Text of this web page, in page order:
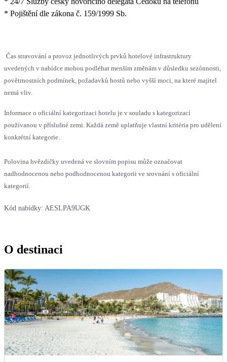
* Pojištění dle zákona č. 159/1999 Sb.
Čas stravování a provoz jednotlivých prvků hotelové infrastruktury
uvedených v nabídce mohou podléhat menším změnám v důsledku sezónnosti,
povětrnostních podmínek, požadavků hostů nebo vyšší moci, na které majitel
nemá vliv.
Informace o oficiální kategorizaci hotelu je v souladu s kategorizací
používanou v příslušné zemi. Každá země uplatňuje vlastní kritéria pro udělení
konkrétní kategorie.
Polovina hvězdičky uvedená ve slovním popisu může označovat
nadhodnocenou nebo podhodnocenou kategorii ve srovnání s oficiální
kategorií.
Kód nabídky: AESLPA9UGK
O destinaci